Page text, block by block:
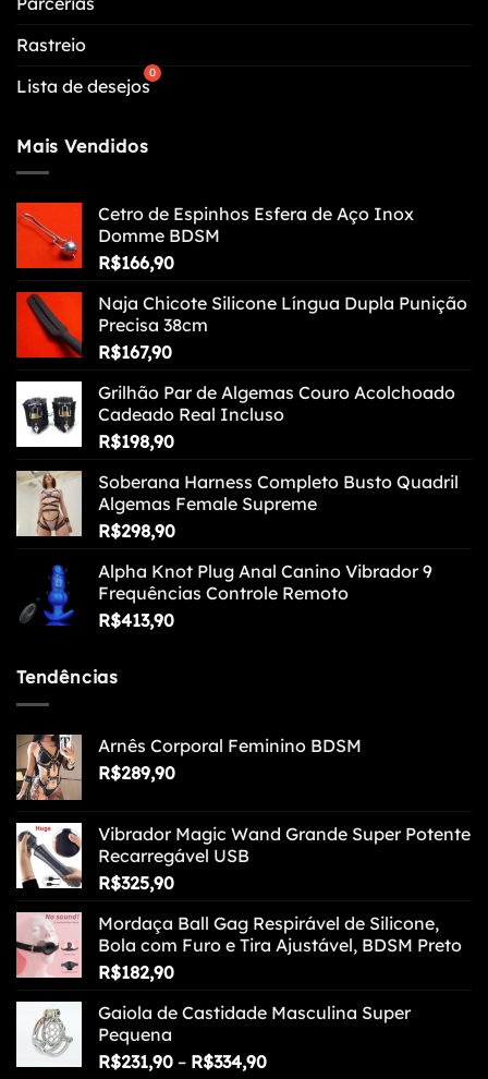
Rastreio
Lista de desejos
Mais Vendidos
Cetro de Espinhos Esfera de Aço Inox
Domme BDSM
R$166,90
Naja Chicote Silicone Língua Dupla Punição
Precisa 38cm
R$167,90
Grilhão Par de Algemas Couro Acolchoado
Cadeado Real Incluso
R$198,90
Soberana Harness Completo Busto Quadril
Algemas Female Supreme
R$298,90
Alpha Knot Plug Anal Canino Vibrador 9
Frequências Controle Remoto
R$413,90
Tendências
Arnês Corporal Feminino BDSM
R$289,90
Vibrador Magic Wand Grande Super Potente
Recarregável USB
R$325,90
Mordaça Ball Gag Respirável de Silicone,
Bola com Furo e Tira Ajustável, BDSM Preto
R$182,90
Gaiola de Castidade Masculina Super
Pequena
R$231,90 – R$334,90Faixa